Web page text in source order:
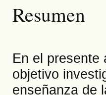
Resumen
En el presente
objetivo
enseñanza de